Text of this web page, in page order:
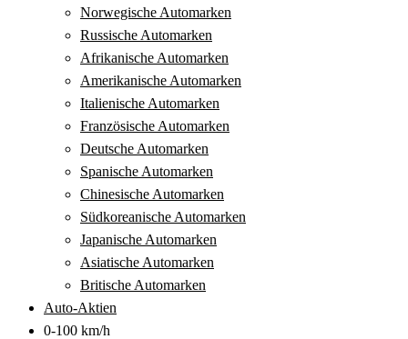
Norwegische Automarken
Russische Automarken
Afrikanische Automarken
Amerikanische Automarken
Italienische Automarken
Französische Automarken
Deutsche Automarken
Spanische Automarken
Chinesische Automarken
Südkoreanische Automarken
Japanische Automarken
Asiatische Automarken
Britische Automarken
Auto-Aktien
0-100 km/h